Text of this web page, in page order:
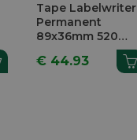
Tape Labelwriter
Permanent
89x36mm 520
€ 44.93